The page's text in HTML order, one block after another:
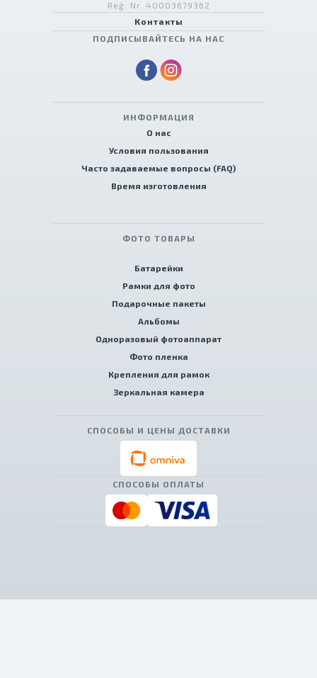
Reģ. Nr. 40003679362
Контакты
ПОДПИСЫВАЙТЕСЬ НА НАС
ИНФОРМАЦИЯ
О нас
Условия пользования
Часто задаваемые вопросы (FAQ)
Время изготовления
ФОТО ТОВАРЫ
Батарейки
Рамки для фото
Подарочные пакеты
Альбомы
Одноразовый фотоаппарат
Фото пленка
Крепления для рамок
Зеркальная камера
СПОСОБЫ И ЦЕНЫ ДОСТАВКИ
СПОСОБЫ ОПЛАТЫ